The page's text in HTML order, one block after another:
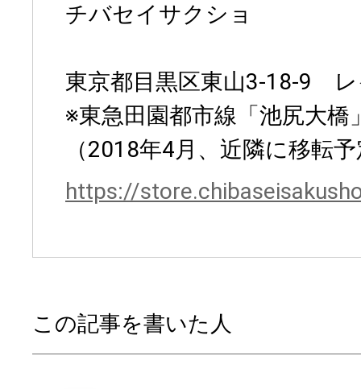
チバセイサクショ
東京都目黒区東山3-18-9
※東急田園都市線「池尻大橋
（2018年4月、近隣に移転
https://
この記事を書いた人